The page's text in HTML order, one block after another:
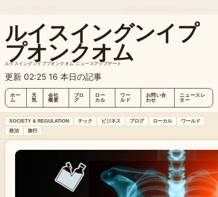
ルイスイングンイプ
プオンクオム
ルイスイングンイププオンクオム ニュースアップデート
更新 02:25 16 本日の記事
ホー
ム
天
気
会社
概要
ブロ
グ
ロー
カル
ワー
ルド
お問い合
わせ
ニュースレ
ター
SOCIETY & REGULATION テック ビジネス ブログ ローカル
ワールド
政治
旅行